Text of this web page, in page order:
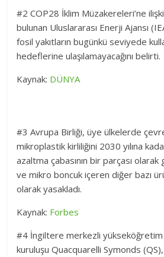
#2 COP28 İklim Müzakereleri’ne
bulunan Uluslararası Enerji Ajansı
fosil yakıtların bugünkü seviyede
hedeflerine ulaşılamayacağını belirti.
Kaynak: DÜNYA
#3 Avrupa Birliği, üye ülkelerde
mikroplastik kirliliğini 2030 yılına
azaltma çabasının bir parçası olarak
ve mikro boncuk içeren diğer bazı
olarak yasakladı.
Kaynak: Forbes
#4 İngiltere merkezli
kuruluşu Quacquarelli Symonds